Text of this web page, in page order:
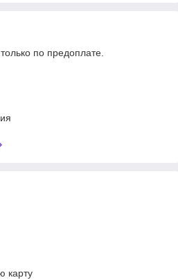
по предоплате.
карту